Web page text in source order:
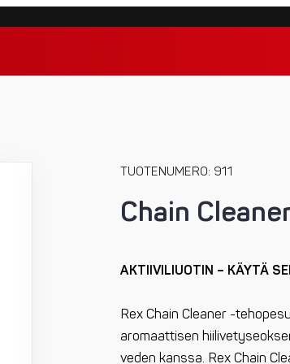
TUOTENUMERO: 911
Chain
AKTIIVILIUOTIN – KÄYTÄ
Rex Chain Cleaner -
aromaattisen
veden kanssa. Rex Chain